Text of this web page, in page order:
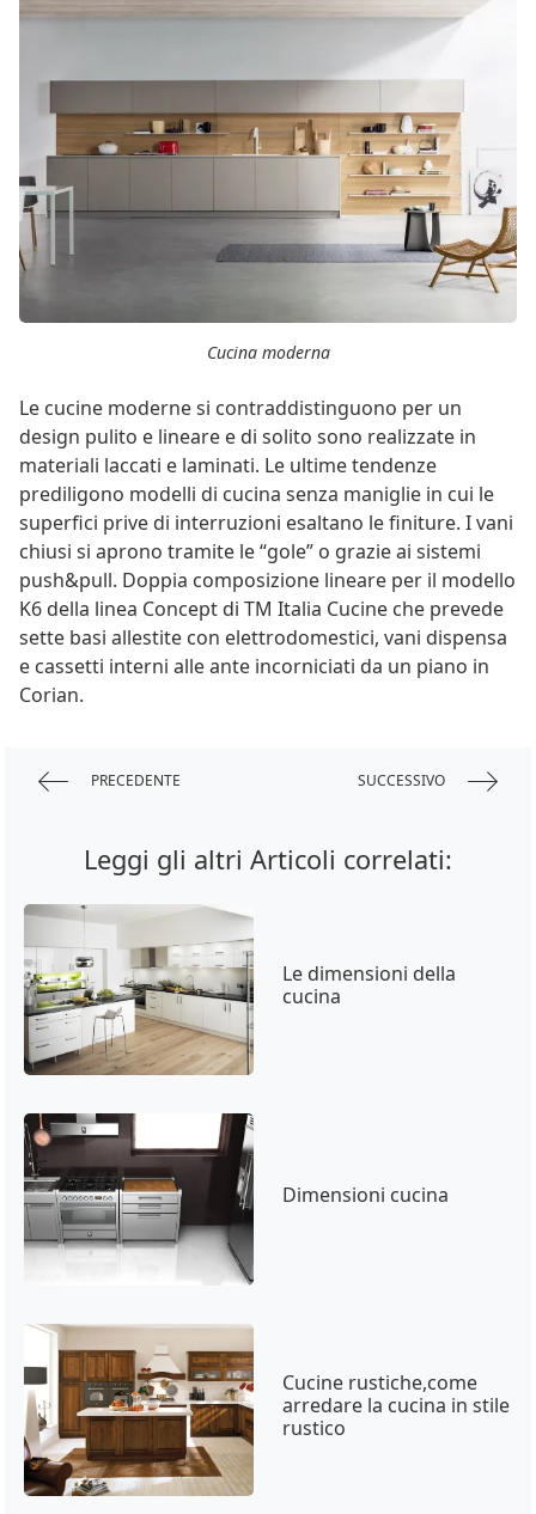
Cucina moderna
Le cucine moderne si contraddistinguono per un
design pulito e lineare e di solito sono realizzate in
materiali laccati e laminati. Le ultime tendenze
prediligono modelli di cucina senza maniglie in cui le
superfici prive di interruzioni esaltano le finiture. I vani
chiusi si aprono tramite le “gole” o grazie ai sistemi
push&pull. Doppia composizione lineare per il modello
K6 della linea Concept di TM Italia Cucine che prevede
sette basi allestite con elettrodomestici, vani dispensa
e cassetti interni alle ante incorniciati da un piano in
Corian.
PRECEDENTE SUCCESSIVO
Leggi gli altri Articoli correlati:
Le dimensioni della
cucina
Dimensioni cucina
Cucine rustiche,come
arredare la cucina in stile
rustico